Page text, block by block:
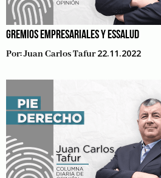
GREMIOS EMPRESARIALES Y ESSALUD
Por:Juan Carlos Tafur 22.11.2022